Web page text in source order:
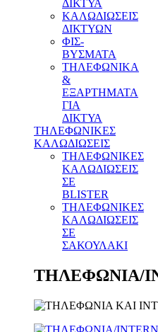
ΔΙΚΤΥΑ
ΚΑΛΩΔΙΩΣΕΙΣ
ΔΙΚΤΥΩΝ
ΦΙΣ-
ΒΥΣΜΑΤΑ
THΛΕΦΩΝΙΚΑ
&
ΕΞΑΡΤΗΜΑΤΑ
ΓΙΑ
ΔΙΚΤΥΑ
ΤΗΛΕΦΩΝΙΚΕΣ
ΚΑΛΩΔΙΩΣΕΙΣ
ΤΗΛΕΦΩΝΙΚΕΣ
ΚΑΛΩΔΙΩΣΕΙΣ
ΣΕ
BLISTER
ΤΗΛΕΦΩΝΙΚΕΣ
ΚΑΛΩΔΙΩΣΕΙΣ
ΣΕ
ΣΑΚΟΥΛΑΚΙ
ΤΗΛΕΦΩΝΙΑ/